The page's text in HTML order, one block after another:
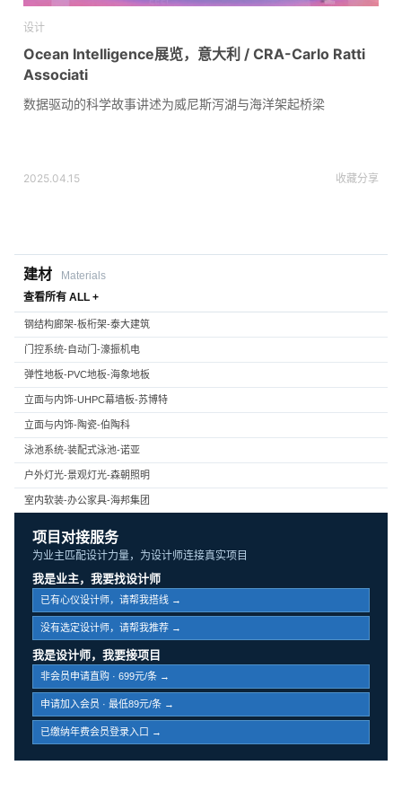
设计
Ocean Intelligence展览，意大利 / CRA-Carlo Ratti
Associati
数据驱动的科学故事讲述为威尼斯泻湖与海洋架起桥梁
2025.04.15 收藏分享
建材
Materials
查看所有 ALL +
钢结构廊架-板桁架-泰大建筑
门控系统-自动门-濠振机电
弹性地板-PVC地板-海象地板
立面与内饰-UHPC幕墙板-苏博特
立面与内饰-陶瓷-伯陶科
泳池系统-装配式泳池-诺亚
户外灯光-景观灯光-森朝照明
室内软装-办公家具-海邦集团
项目对接服务
为业主匹配设计力量，为设计师连接真实项目
我是业主，我要找设计师
已有心仪设计师，请帮我搭线 →
没有选定设计师，请帮我推荐 →
我是设计师，我要接项目
非会员申请直购 · 699元/条 →
申请加入会员 · 最低89元/条 →
已缴纳年费会员登录入口 →